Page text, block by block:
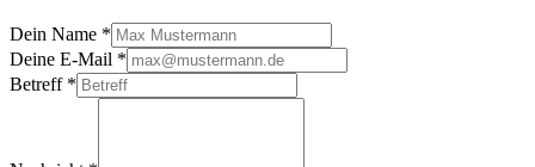
Dein Name *
Deine E-Mail *
Betreff *